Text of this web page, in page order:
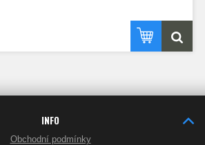
INFO
Obchodní podmínky